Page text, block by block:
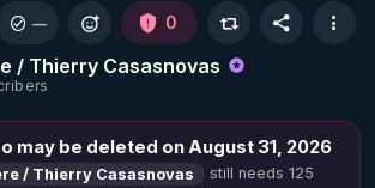
/ Thierry Casasnovas
— 0
may be deleted on August 31, 2026
/ Thierry Casasnovas
still needs 125